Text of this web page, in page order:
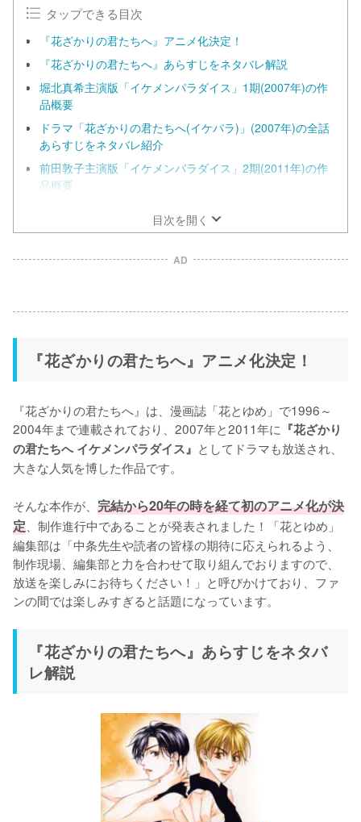
タップできる目次
『花ざかりの君たちへ』アニメ化決定！
『花ざかりの君たちへ』あらすじをネタバレ解説
堀北真希主演版「イケメンパラダイス」1期(2007年)の作
品概要
ドラマ「花ざかりの君たちへ(イケパラ)」(2007年)の全話
あらすじをネタバレ紹介
前田敦子主演版「イケメンパラダイス」2期(2011年)の作
品概要
目次を開く
AD
『花ざかりの君たちへ』アニメ化決定！
『花ざかりの君たちへ』は、漫画誌「花とゆめ」で1996～
2004年まで連載されており、2007年と2011年に 『花ざかり
の君たちへ イケメンパラダイス』 としてドラマも放送され、
大きな人気を博した作品です。
そんな本作が、 完結から20年の時を経て初のアニメ化が決
定 、制作進行中であることが発表されました！「花とゆめ」
編集部は「中条先生や読者の皆様の期待に応えられるよう、
制作現場、編集部と力を合わせて取り組んでおりますので、
放送を楽しみにお待ちください！」と呼びかけており、ファ
ンの間では楽しみすぎると話題になっています。
『花ざかりの君たちへ』あらすじをネタバ
レ解説